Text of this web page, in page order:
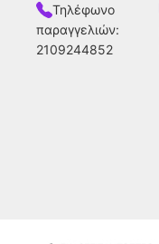
Τηλέφωνο
παραγγελιών:
2109244852